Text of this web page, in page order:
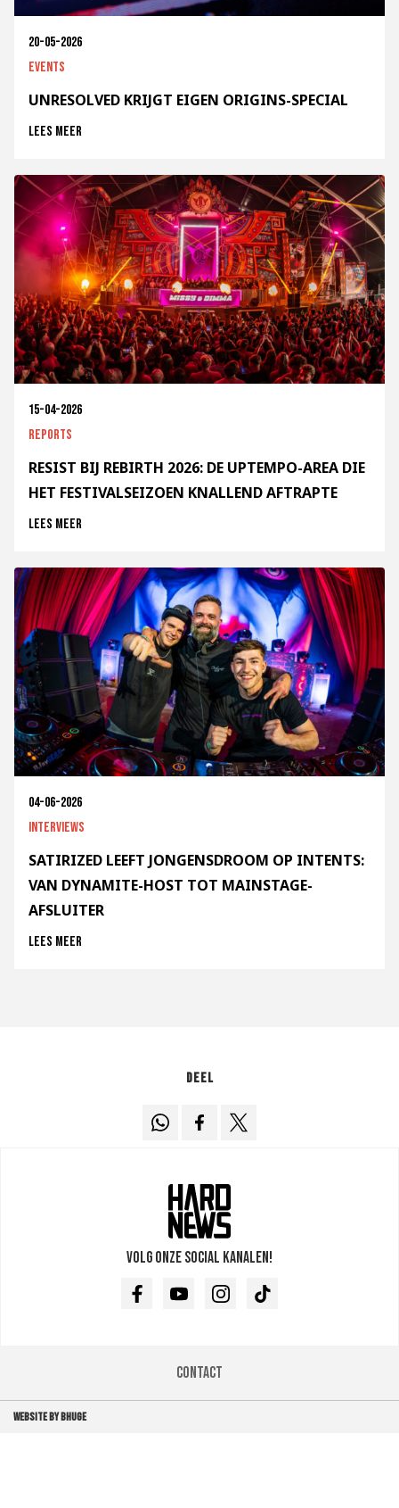
20-05-2026
Events
UNRESOLVED KRIJGT EIGEN ORIGINS-SPECIAL
Lees meer
15-04-2026
Reports
RESIST BIJ REBIRTH 2026: DE UPTEMPO-AREA DIE
HET FESTIVALSEIZOEN KNALLEND AFTRAPTE
Lees meer
04-06-2026
Interviews
SATIRIZED LEEFT JONGENSDROOM OP INTENTS:
VAN DYNAMITE-HOST TOT MAINSTAGE-
AFSLUITER
Lees meer
Deel
Volg onze social kanalen!
FacebookYoutubeInstagramTikTok
Contact
WEBSITE BY BHUGE